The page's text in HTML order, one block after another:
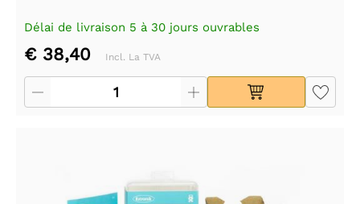
Délai de livraison 5 à 30 jours ouvrables
€ 38,40 Incl. La TVA